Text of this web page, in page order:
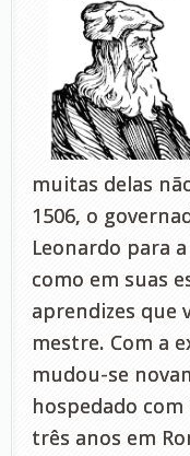
muitas delas
1506, o
Leonardo para
como em suas
aprendizes que
mestre. Com a
mudou-se
hospedado
três anos em